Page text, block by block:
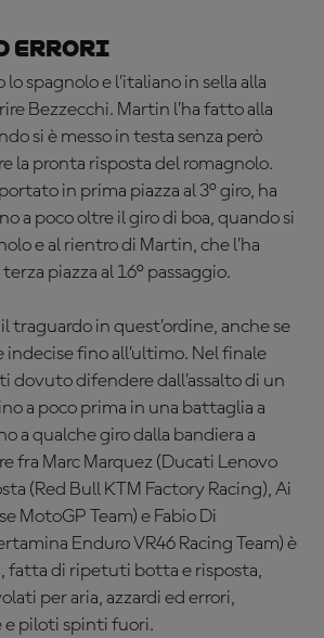
errori
spagnolo e l’italiano in sella alla
Bezzecchi. Martin l’ha fatto alla
si è messo in testa senza però
la pronta risposta del romagnolo.
in prima piazza al 3° giro, ha
a poco oltre il giro di boa, quando si
e al rientro di Martin, che l’ha
piazza al 16° passaggio.
traguardo in quest’ordine, anche se
indecise fino all’ultimo. Nel finale
dovuto difendere dall’assalto di un
a poco prima in una battaglia a
a qualche giro dalla bandiera a
fra Marc Marquez (Ducati Lenovo
(Red Bull KTM Factory Racing), Ai
MotoGP Team) e Fabio Di
Enduro VR46 Racing Team) è
fatta di ripetuti botta e risposta,
per aria, azzardi ed errori,
e piloti spinti fuori.